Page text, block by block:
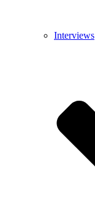
Interviews